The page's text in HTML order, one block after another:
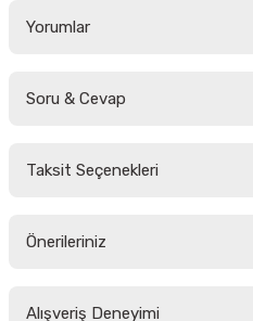
Yorumlar
Soru & Cevap
Taksit Seçenekleri
Önerileriniz
yetersiz gördüğünüz noktaları
Alışveriş Deneyimi